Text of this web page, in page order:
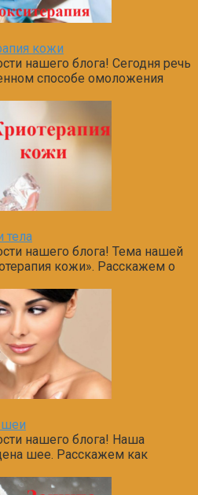
кожи
нашего блога! Сегодня речь
способе омоложения
тела
нашего блога! Тема нашей
кожи». Расскажем о
шеи
нашего блога! Наша
шее. Расскажем как